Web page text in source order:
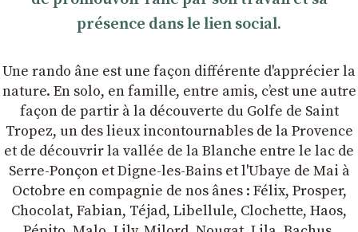
présence dans le lien social.
Une rando âne est une façon différente d'apprécier la
nature. En solo, en famille, entre amis, cʼest une autre
façon de partir à la découverte du Golfe de Saint
Tropez, un des lieux incontournables de la Provence
et de découvrir la vallée de la Blanche entre le lac de
Serre-Ponçon et Digne-les-Bains et l'Ubaye de Mai à
Octobre en compagnie de nos ânes : Félix, Prosper,
Chocolat, Fabian, Téjad, Libellule, Clochette, Haos,